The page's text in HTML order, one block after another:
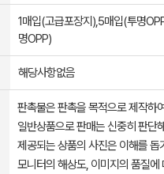
1매입(고급포장지),5매입(투명
명OPP)
해당사항없음
판촉물은 판촉을 목적으로 제작하
일반상품으로 판매는 신중히 판단
제공되는 상품의 사진은 이해를
모니터의 해상도, 이미지의 품질